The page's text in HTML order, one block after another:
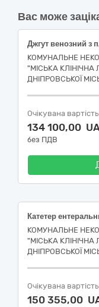
Вас може
КОМУНАЛЬНЕ
"МІСЬКА КЛІНІЧНА
ДНІПРОВСЬКОЇ
Очікувана вартість
134 100,00
без ПДВ
КОМУНАЛЬНЕ
"МІСЬКА КЛІНІЧНА
ДНІПРОВСЬКОЇ
Очікувана вартість
150 355,00